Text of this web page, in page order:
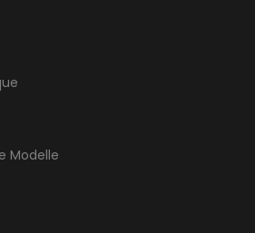
Modelle